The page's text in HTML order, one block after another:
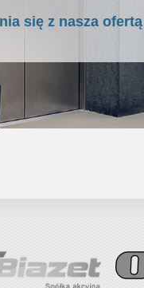
się z nasza ofertą